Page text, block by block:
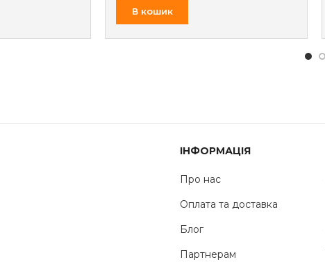
₴
В кошик
ІНФОРМАЦІЯ
Про нас
Оплата та доставка
Блог
Партнерам